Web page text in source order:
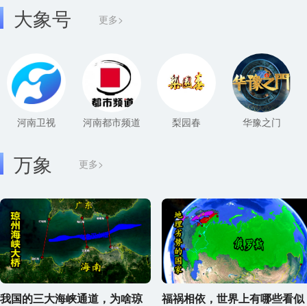
大象号 更多>
河南卫视 河南都市频道 梨园春 华豫之门
更多>
万象
我国的三大海峡通道，为啥琼
福祸相依，世界上有哪些看似